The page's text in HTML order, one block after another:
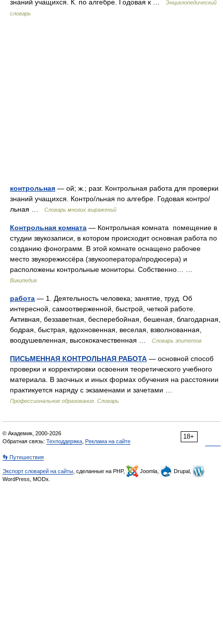
знаний учащихся. К. по алгебре. Годовая к …
Энциклопедический
словарь
контрольная — ой; ж.; разг. Контрольная работа для проверки
знаний учащихся. Контро/льная по алгебре. Годовая контро/
льная …
Словарь многих выражений
Контрольная комната — Контрольная комната помещение в
студии звукозаписи, в котором происходит основная работа по
созданию фонограмм. В этой комнате оснащено рабочее
место звукорежиссёра (звукооператора/продюсера) и
расположены контрольные мониторы. Собственно… …
Википедия
работа — 1. Деятельность человека; занятие, труд. Об
интересной, самоотверженной, быстрой, четкой работе.
Активная, беззаветная, бесперебойная, бешеная, благодарная,
бодрая, быстрая, вдохновенная, веселая, взволнованная,
воодушевленная, высококачественная …
Словарь эпитетов
ПИСЬМЕННАЯ КОНТРОЛЬНАЯ РАБОТА — основной способ
проверки и корректировки освоения теоретического учебного
материала. В заочных и иных формах обучения на расстоянии
практикуется наряду с экзаменами и зачетами …
Профессиональное образование. Словарь
18+
© Академик, 2000-2026
Обратная связь: Техподдержка Реклама на сайте
👣 Путешествия
Экспорт словарей на сайты , сделанные на PHP, Joomla,
Drupal,
WordPress, MODx.